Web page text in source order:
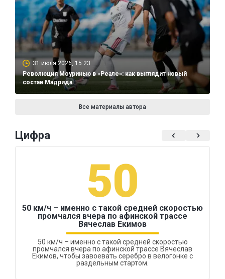
31 июля 2026, 15:23
Революция Моуринью в «Реале»: как выглядит новый
состав Мадрида
Все материалы автора
Цифра
50
50 км/ч – именно с такой средней скоростью
промчался вчера по афинской трассе
Вячеслав Екимов
50 км/ч – именно с такой средней скоростью
промчался вчера по афинской трассе Вячеслав
Екимов, чтобы завоевать серебро в велогонке с
раздельным стартом.